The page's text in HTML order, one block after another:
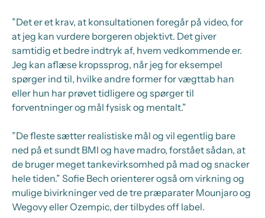
”Det er et krav, at konsultationen foregår på video, for
at jeg kan vurdere borgeren objektivt. Det giver
samtidig et bedre indtryk af, hvem vedkommende er.
Jeg kan aflæse kropssprog, når jeg for eksempel
spørger ind til, hvilke andre former for vægttab han
eller hun har prøvet tidligere og spørger til
forventninger og mål fysisk og mentalt.”
”De fleste sætter realistiske mål og vil egentlig bare
ned på et sundt BMI og have madro, forstået sådan, at
de bruger meget tankevirksomhed på mad og snacker
hele tiden.” Sofie Bech orienterer også om virkning og
mulige bivirkninger ved de tre præparater Mounjaro og
Wegovy eller Ozempic, der tilbydes off label.